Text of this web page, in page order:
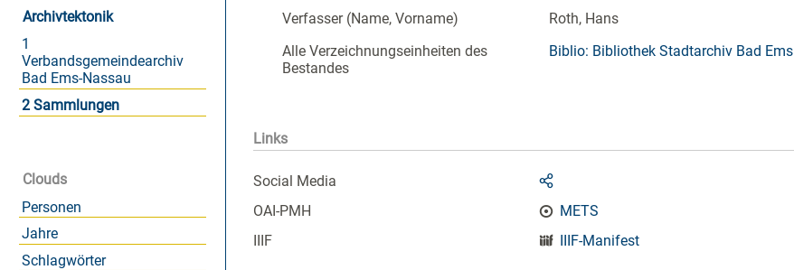
Archivtektonik
1
Verbandsgemeindearchiv
Bad Ems-Nassau
2 Sammlungen
Clouds
Personen
Jahre
Schlagwörter
Verfasser (Name, Vorname)
Roth, Hans
Alle Verzeichnungseinheiten des
Bestandes
Biblio: Bibliothek Stadtarchiv Bad Ems
Links
Social Media
OAI-PMH
METS
IIIF
IIIF-Manifest